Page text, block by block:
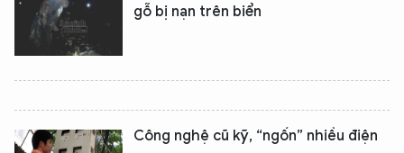
gỗ bị nạn trên biển
Công nghệ cũ kỹ, “ngốn” nhiều điện
XIN CHÀO,
TÔI LÀ CHATBOT CỦA